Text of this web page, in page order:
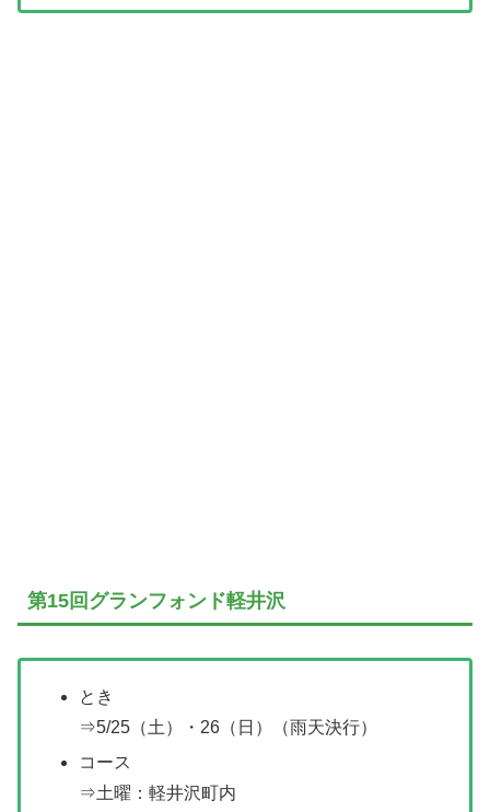
第15回グランフォンド軽井沢
とき
⇒5/25（土）・26（日）（雨天決行）
コース
⇒土曜：軽井沢町内